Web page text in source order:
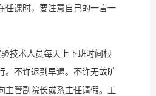
任课时，要注意自己的一言一
术人员每天上下班时间根
。不许迟到早退。不许无故旷
主管副院长或系主任请假。工